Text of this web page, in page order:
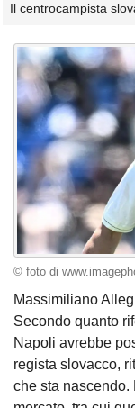
Il centrocampista
© foto di
Massimiliano
Secondo quanto
Napoli avrebbe
regista slovacco,
che sta nascendo.